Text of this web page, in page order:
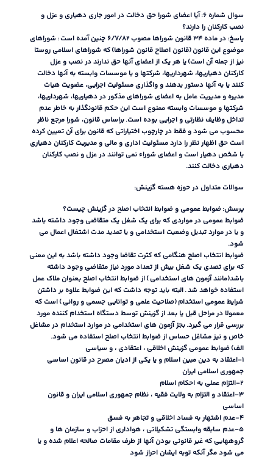
سوال شماره ۶ :آیا اعضای شورا حق دخالت در امور جاری دهیاری و عزل و
نصب کارکنان را دارند؟
پاسخ:در ماده ۳۴ قانون شوراها مصوب ۶ /۷/۸۲ چنین آمده است : شوراهای
موضوع این قانون(قانون اصلاح قانون شوراها)که شوراهای اسلامی روستا
نیز از جمله آن است)یا هر یک از اعضای آنها حق ندارند در نصب و عزل
کارکنان دهیاریها، شهرداریها، شرکتها و یا موسسات وابسته به آنها دخالت
کنند یا به آنها دستور بدهند و واگذاری مسئولیت اجرایی، عضویت هیات
مدیره و مدیریت عامل به اعضای شوراهای مذکور در دهیاریها، شهرداریها،
شرکتها و موسسات وابسته ممنوع است این حکم قانونگذار به خاطر عدم
تداخل وظایف نظارتی و اجرایی بوده است.براساس قانون، شورا مرجع ناظر
محسوب می شود و فقط در چارچوب اختیاراتی که قانون برای آن تعیین کرده
است حق اظهار نظر را دارد مسئولیت اداری و مالی و مدیریت کارکنان دهیاری
با شخص دهیار است و اعضای شوراء نمی توانند در عزل و نصب کارکنان
دهیاری دخالت کنند.
سوالات متداول در حوزه هسته گزینش:
پرسش:ضوابط عمومی و ضوابط انتخاب اصلح در گزینش چیست؟
ضوابط عمومی در مواردی که برای یک شغل یک متقاضی وجود داشته باشد
و یا در موارد تبدیل وضعیت استخدامی و یا تمدید مدت اشتغال اعمال می
شود.
ضوابط انتخاب اصلح هنگامی که کثرت تقاضا وجود داشته باشد به این معنی
که برای تصدی یک شغل بیش از تعداد مورد نیاز متقاضی وجود داشته
باشد(مانند آزمون های استخدامی)از ضوابط انتخاب اصلح بعنوان ملاک عمل
استفاده خواهد شد.البته باید توجه داشت که این ضوابط علاوه بر داشتن
شرایط عمومی استخدام(صلاحیت علمی و توانایی جسمی و روانی)است که
معمولا در مراحل قبل یا بعد از گزینش توسط دستگاه استخدام کننده مورد
بررسی قرار می گیرد.بجز آزمون های استخدامی در موارد استخدام در مشاغل
خاص و نیز مشاغل حساس از ضوابط انتخاب اصلح استفاده می شود.
الف)ضوابط عمومی گزینش اخلاقی ، اعتقادی ، و سیاسی
۱-اعتقاد به دین مبین اسلام و یا یکی از ادیان مصرح در قانون اساسی
جمهوری اسلامی ایران
۲-التزام عملی به احکام اسلام
۳-اعتقاد و التزام به ولایت فقیه ، نظام جمهوری اسلامی ایران و قانون
اساسی
۴-عدم اشتهار به فساد اخلاقی و تجاهر به فسق
۵-عدم سابقه وابستگی تشکیلاتی ، هواداری از احزاب و سازمان ها و
گروههایی که غیر قانونی بودن آنها از طرف مقامات صالحه اعلام شده و یا
می شود مگر آنکه توبه ایشان احراز شود